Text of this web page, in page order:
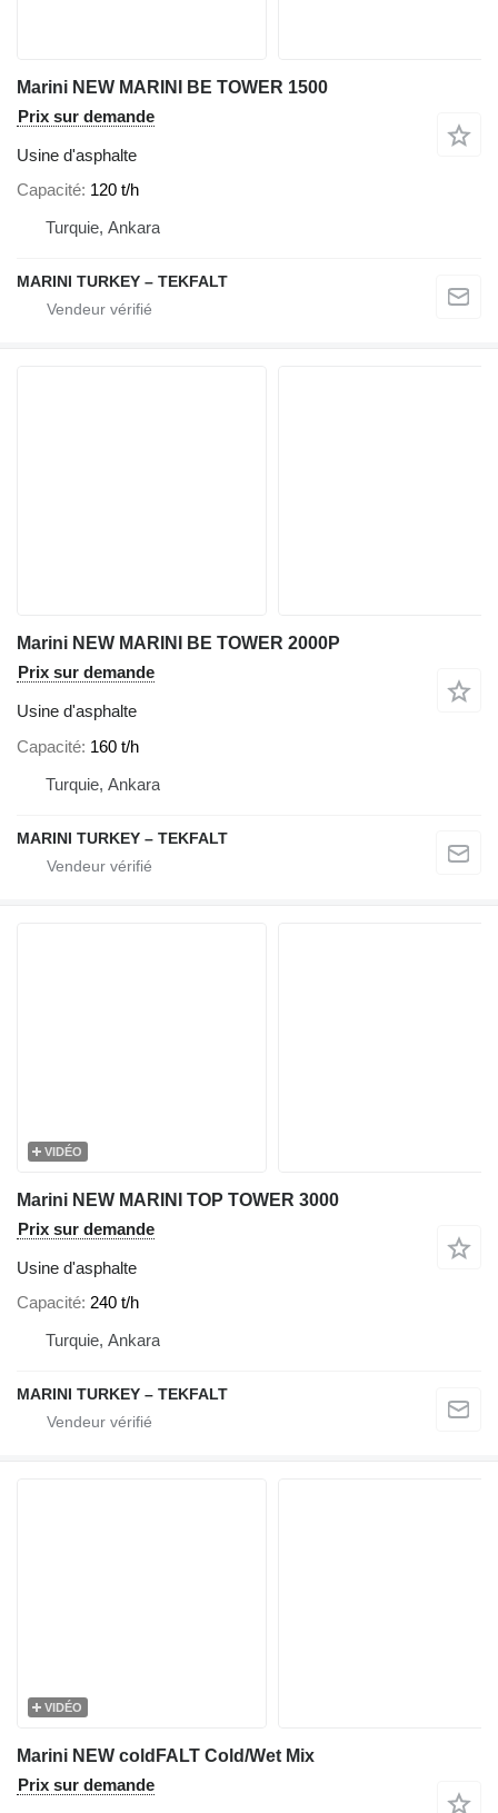
Marini NEW MARINI BE TOWER 1500
Prix sur demande
Usine d'asphalte
Capacité 120 t/h
Turquie, Ankara
MARINI TURKEY – TEKFALT
Marini NEW MARINI BE TOWER 2000P
Prix sur demande
Usine d'asphalte
Capacité 160 t/h
Turquie, Ankara
MARINI TURKEY – TEKFALT
VIDÉO
Marini NEW MARINI TOP TOWER 3000
Prix sur demande
Usine d'asphalte
Capacité 240 t/h
Turquie, Ankara
MARINI TURKEY – TEKFALT
VIDÉO
Marini NEW coldFALT Cold/Wet Mix
Prix sur demande